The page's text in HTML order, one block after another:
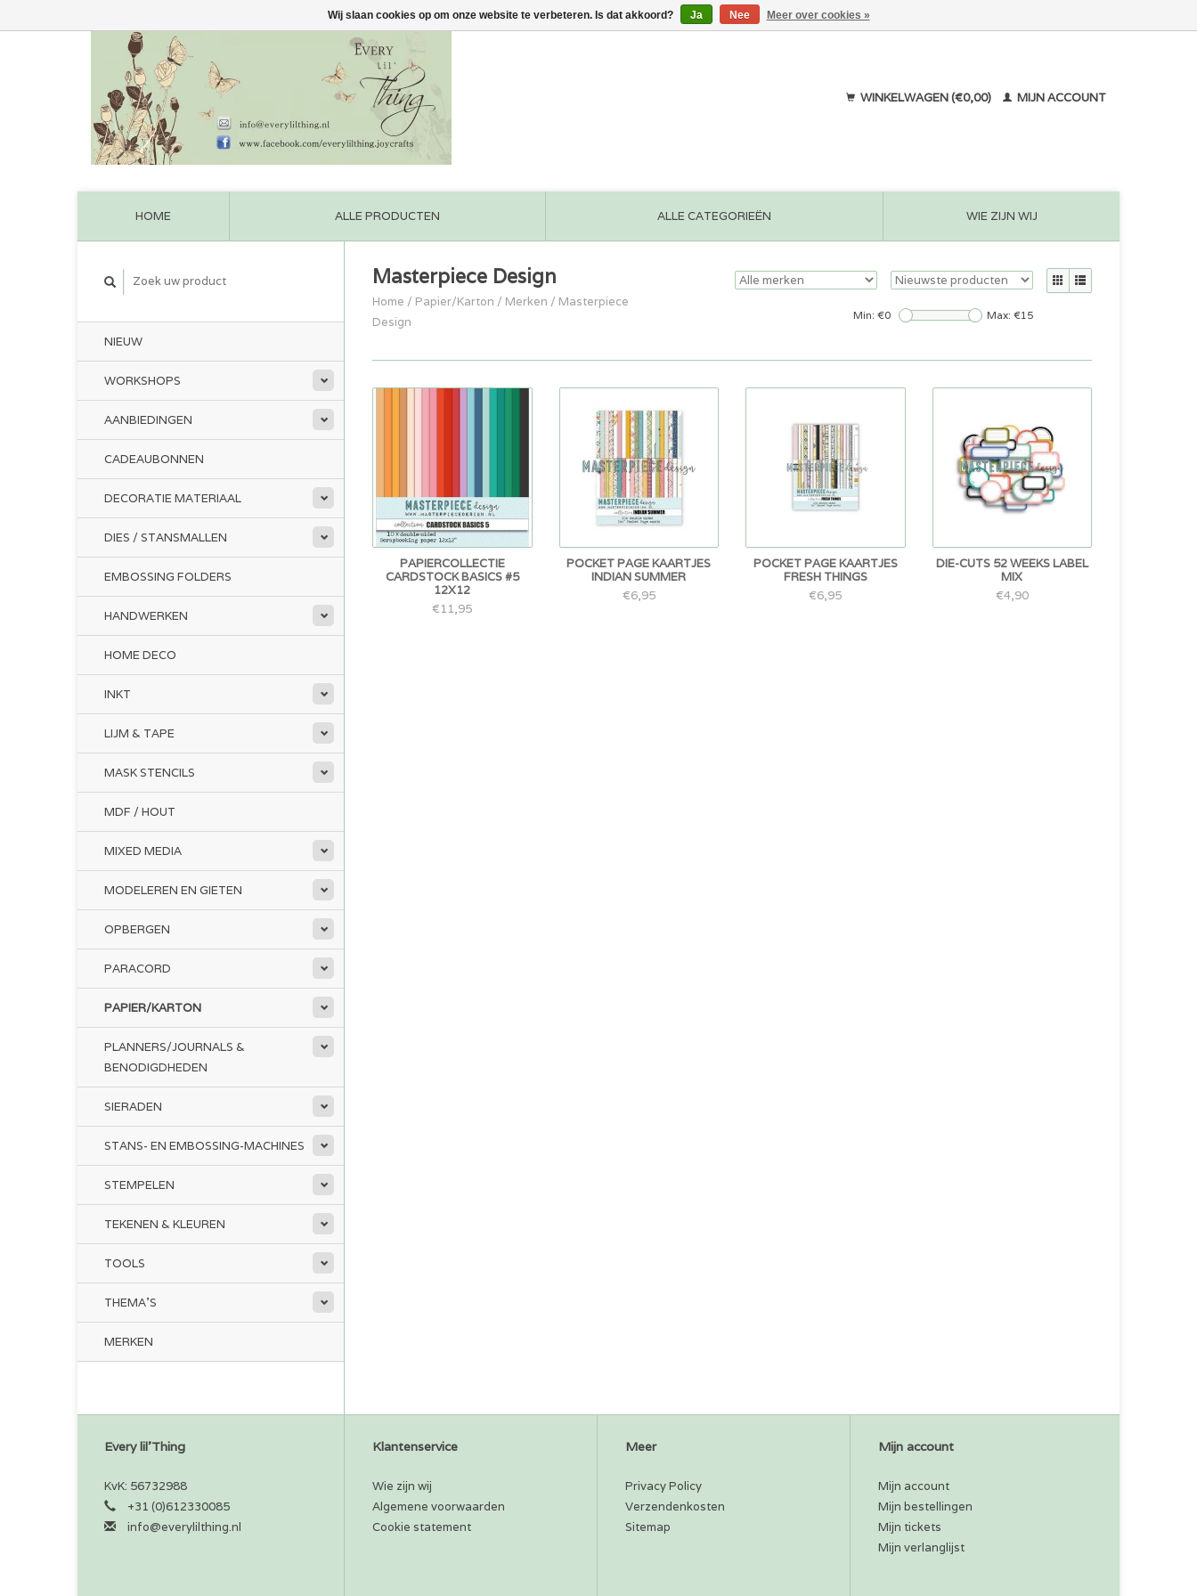
WINKELWAGEN (€0,00) MIJN ACCOUNT
HOME ALLE PRODUCTEN ALLE CATEGORIEËN WIE ZIJN WIJ
NIEUW
WORKSHOPS
AANBIEDINGEN
CADEAUBONNEN
DECORATIE MATERIAAL
DIES / STANSMALLEN
EMBOSSING FOLDERS
HANDWERKEN
HOME DECO
INKT
LIJM & TAPE
MASK STENCILS
MDF / HOUT
MIXED MEDIA
MODELEREN EN GIETEN
OPBERGEN
PARACORD
PAPIER/KARTON
PLANNERS/JOURNALS &
BENODIGDHEDEN
SIERADEN
STANS- EN EMBOSSING-MACHINES
STEMPELEN
TEKENEN & KLEUREN
TOOLS
THEMA'S
MERKEN
Masterpiece Design
Home / Papier/Karton / Merken / Masterpiece
Design
Min: €0 Max: €15
PAPIERCOLLECTIE
CARDSTOCK BASICS #5
12X12
€11,95
POCKET PAGE KAARTJES
INDIAN SUMMER
€6,95
POCKET PAGE KAARTJES
FRESH THINGS
€6,95
DIE-CUTS 52 WEEKS LABEL
MIX
€4,90
Every lil'Thing
KvK: 56732988
+31 (0)612330085
info@everylilthing.nl
Klantenservice
Wie zijn wij
Algemene voorwaarden
Cookie statement
Meer
Privacy Policy
Verzendenkosten
Sitemap
Mijn account
Mijn account
Mijn bestellingen
Mijn tickets
Mijn verlanglijst
Wij slaan cookies op om onze website te verbeteren. Is dat akkoord? Ja Nee Meer over cookies »